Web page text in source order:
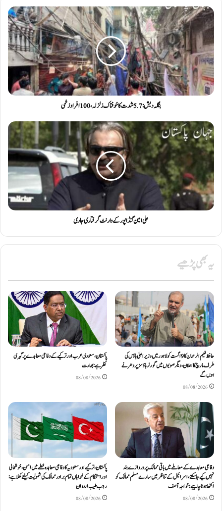
بنگلہ دیش: 5.7 شدت کا خوفناک زلزلہ ، 100 افراد زخمی
علی امین گنڈاپور کے وارنٹ گرفتاری جاری
یہ بھی پڑھیے
حافظ نعیم الرحمان کا 9 اگست کو لاہور میں وزیر اعلیٰ ہاؤس کی
طرف مارچ کا اعلان، دیگر صوبوں میں گورنر ہاؤسز پر دھرنے
ہوں گے
08/08/2026
پاکستان، سعودی عرب اور ترکیے کے دفاعی معاہدے پر گہری
نظر ہے: بھارت
08/08/2026
دفاعی معاہدےکے معاملے میں باقی ممالک پر دروازے بند
نہیں کیے جاسکتے، اسرائیل کے تناظر میں سارے مسلم ممالک کو
اکٹھا ہونا چاہیے: خواجہ آصف
08/08/2026
پاکستان، ترکیے اور سعودیہ کا دفاعی معاہدہ خطے میں امن، خوشحالی
اور استحکام کے خواہاں تمام برادر ممالک کی شمولیت کیلئےکھلا ہے:
رجب طیب اردوان
08/08/2026